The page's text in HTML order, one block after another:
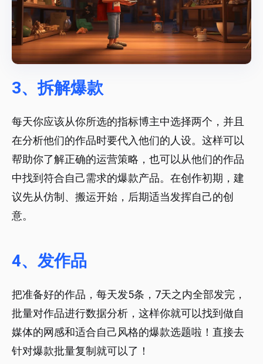
3、拆解爆款
每天你应该从你所选的指标博主中选择两个，并且
在分析他们的作品时要代入他们的人设。这样可以
帮助你了解正确的运营策略，也可以从他们的作品
中找到符合自己需求的爆款产品。在创作初期，建
议先从仿制、搬运开始，后期适当发挥自己的创
意。
4、发作品
把准备好的作品，每天发5条，7天之内全部发完，
批量对作品进行数据分析，这样你就可以找到做自
媒体的网感和适合自己风格的爆款选题啦！直接去
针对爆款批量复制就可以了！